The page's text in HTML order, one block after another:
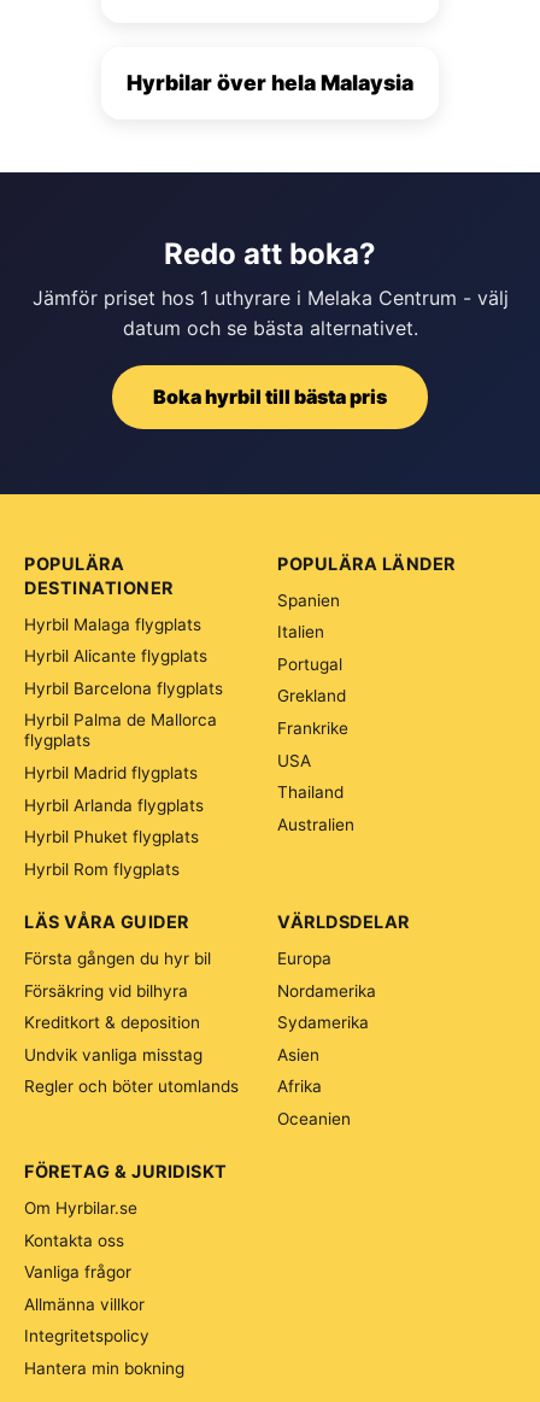
Hyrbilar över hela Malaysia
Redo att boka?
Jämför priset hos 1 uthyrare i Melaka Centrum - välj
datum och se bästa alternativet.
Boka hyrbil till bästa pris
POPULÄRA
DESTINATIONER
Hyrbil Malaga flygplats
Hyrbil Alicante flygplats
Hyrbil Barcelona flygplats
Hyrbil Palma de Mallorca
flygplats
Hyrbil Madrid flygplats
Hyrbil Arlanda flygplats
Hyrbil Phuket flygplats
Hyrbil Rom flygplats
POPULÄRA LÄNDER
Spanien
Italien
Portugal
Grekland
Frankrike
USA
Thailand
Australien
VÄRLDSDELAR
Europa
Nordamerika
Sydamerika
Asien
Afrika
Oceanien
LÄS VÅRA GUIDER
Första gången du hyr bil
Försäkring vid bilhyra
Kreditkort & deposition
Undvik vanliga misstag
Regler och böter utomlands
FÖRETAG & JURIDISKT
Om Hyrbilar.se
Kontakta oss
Vanliga frågor
Allmänna villkor
Integritetspolicy
Hantera min bokning